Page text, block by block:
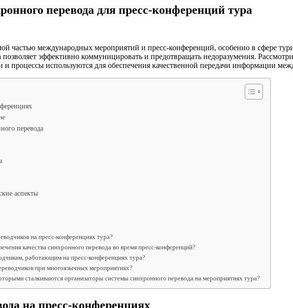
перевода для пресс-конференций тура
частью международных мероприятий и пресс-конференций, особенно в сфере
эффективно коммуницировать и предотвращать недоразумения.
и процессы используются для обеспечения качественной передачи информации
перевода
аспекты
на пресс-конференциях тура?
качества синхронного перевода во время пресс-конференций?
работающим на пресс-конференциях тура?
при многоязычных мероприятиях?
сталкиваются организаторы системы синхронного перевода на мероприятиях тура?
на пресс-конференциях